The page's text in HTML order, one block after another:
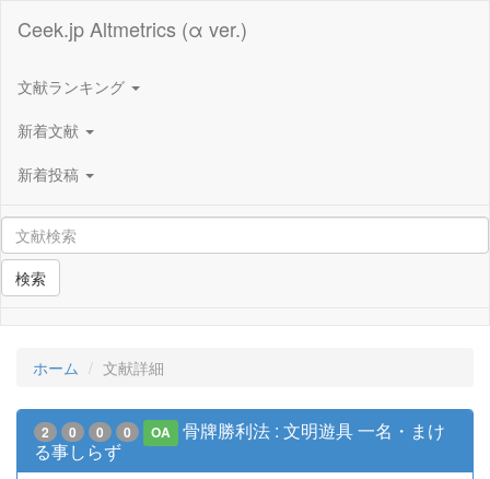
Ceek.jp Altmetrics (α ver.)
文献ランキング
新着文献
新着投稿
検索
ホーム 文献詳細
2 0 0 0 OA
骨牌勝利法 : 文明遊具 一名・まけ
る事しらず